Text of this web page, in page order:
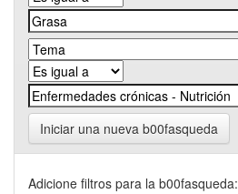
Iniciar una nueva b00fasqueda
Adicione filtros para la b00fasqueda: